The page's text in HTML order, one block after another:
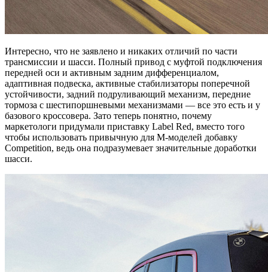
Интересно, что не заявлено и никаких отличий по части
трансмиссии и шасси. Полный привод с муфтой подключения
передней оси и активным задним дифференциалом,
адаптивная подвеска, активные стабилизаторы поперечной
устойчивости, задний подруливающий механизм, передние
тормоза с шестипоршневыми механизмами — все это есть и у
базового кроссовера. Зато теперь понятно, почему
маркетологи придумали приставку Label Red, вместо того
чтобы использовать привычную для M-моделей добавку
Competition, ведь она подразумевает значительные доработки
шасси.